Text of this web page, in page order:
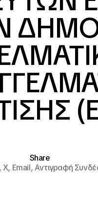
Share
X, Email,Αντιγραφή